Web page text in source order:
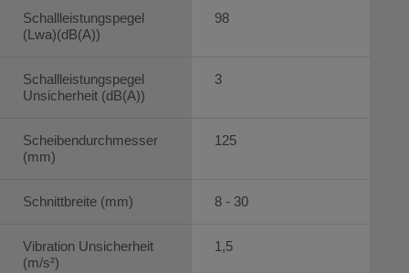
Schallleistungspegel
(Lwa)(dB(A))
Schallleistungspegel
Unsicherheit (dB(A))
Scheibendurchmesser
(mm)
Schnittbreite (mm)
Vibration Unsicherheit
(m/s²)
98
3
125
8 - 30
1,5